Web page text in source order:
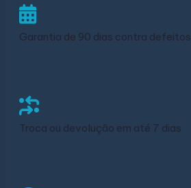
Garantia de 90 dias contra defeitos
Troca ou devolução em até 7 dias